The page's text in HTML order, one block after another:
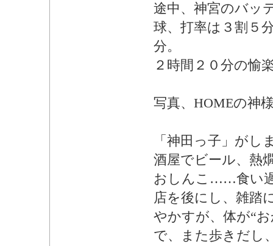
途中、神宮のバッ
球、打率は３割５
分。
２時間２０分の愉
写真、HOMEの神
「神田っ子」が
酒屋でビール、熱
おしんこ……食い
店を後にし、雑踏
やかすが、体が“
で、また歩きだし